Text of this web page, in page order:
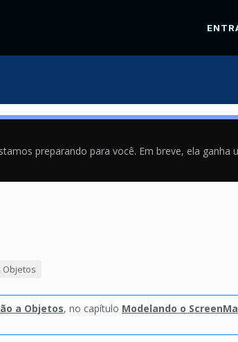
preparando para você. Em breve, ela
Objetos
a Objetos, no capítulo Modelando o